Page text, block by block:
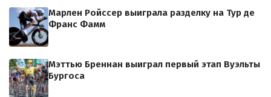
Марлен Ройссер выиграла разделку на Тур де
Франс Фамм
Мэттью Бреннан выиграл первый этап Вуэльты
Бургоса